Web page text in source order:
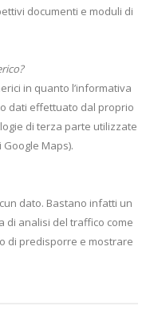
documenti e moduli di
in quanto l’informativa
dati effettuato dal proprio
di terza parte utilizzate
Maps).
dato. Bastano infatti un
di analisi del traffico come
di predisporre e mostrare